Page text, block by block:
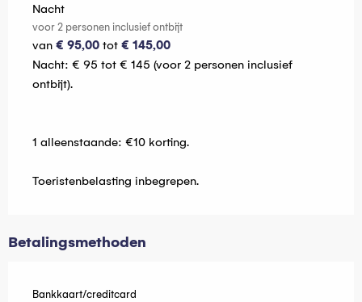
Tarieven 2026
Nacht
voor 2 personen inclusief ontbijt
van € 95,00 tot € 145,00
Nacht: € 95 tot € 145 (voor 2 personen inclusief
ontbijt).
1 alleenstaande: €10 korting.
Toeristenbelasting inbegrepen.
Betalingsmethoden
Bankkaart/creditcard